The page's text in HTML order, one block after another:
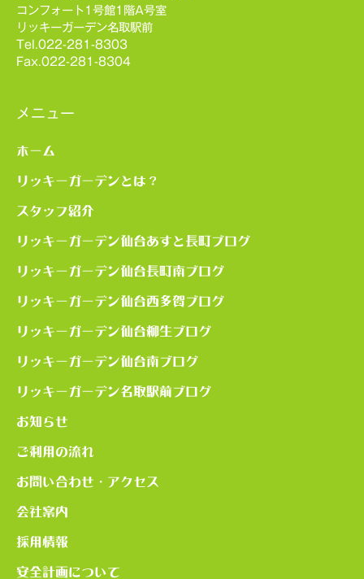
コンフォート1号館1階A号室
リッキーガーデン名取駅前
Tel.022-281-8303
Fax.022-281-8304
メニュー
ホーム
リッキーガーデンとは？
スタッフ紹介
リッキーガーデン仙台あすと長町ブログ
リッキーガーデン仙台長町南ブログ
リッキーガーデン仙台西多賀ブログ
リッキーガーデン仙台柳生ブログ
リッキーガーデン仙台南ブログ
リッキーガーデン名取駅前ブログ
お知らせ
ご利用の流れ
お問い合わせ・アクセス
会社案内
採用情報
安全計画について